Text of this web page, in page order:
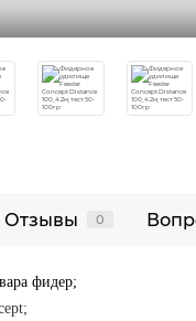
Отзывы 0
фидер;
;